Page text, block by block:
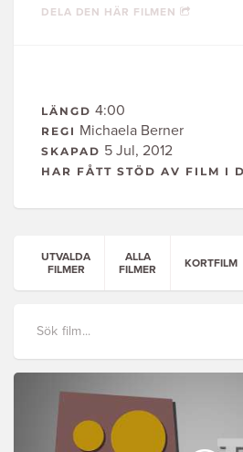
DELA DEN HÄR FILMEN
LÄNGD 4:00
REGI Michaela Berner
SKAPAD 5 Jul, 2012
HAR FÅTT STÖD AV FILM I
UTVALDA
FILMER
ALLA
FILMER
KORTFILM